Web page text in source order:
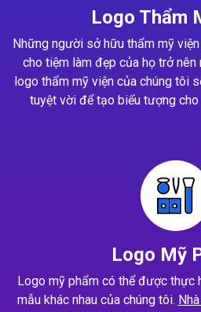
Logo Thẩm
Những người sở hữu thẩm mỹ
cho tiệm làm đẹp của họ trở
logo thẩm mỹ viện của chúng tôi
tuyệt vời để tạo biểu tượng cho
Logo Mỹ
Logo mỹ phẩm có thể được thực
mẫu khác nhau của chúng tôi.